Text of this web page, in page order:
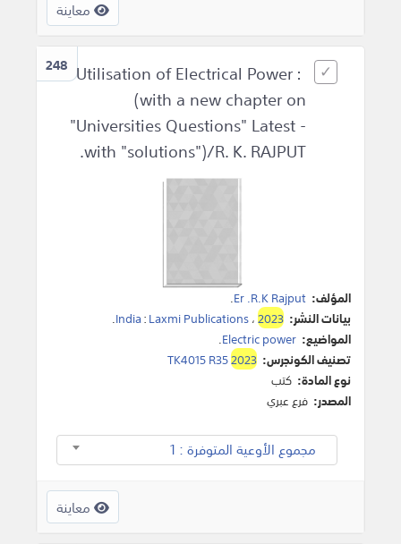
معاينة
248 Utilisation of Electrical Power :
(with a new chapter on
"Universities Questions" Latest -
with "solutions")/R. K. RAJPUT.
المؤلف: Er .R.K Rajput
.
بيانات النشر:
India:Laxmi Publications،2023
.
المواضيع: Electric power
.
تصنيف الكونجرس:
TK4015 R352023
نوع المادة: كتب
المصدر: فرع عبري
مجموع الأوعية المتوفرة : 1
معاينة